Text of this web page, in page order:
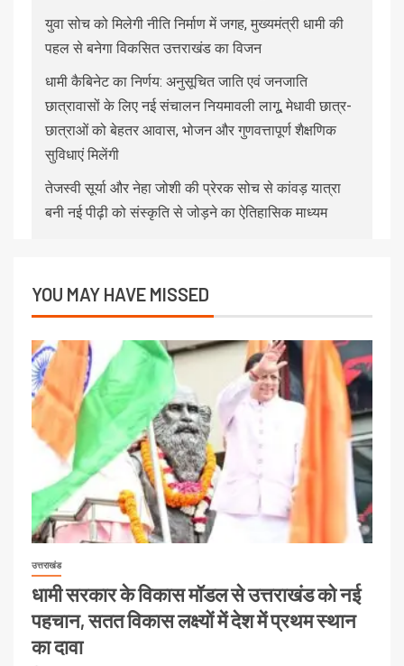
युवा सोच को मिलेगी नीति निर्माण में जगह, मुख्यमंत्री धामी की
पहल से बनेगा विकसित उत्तराखंड का विजन
धामी कैबिनेट का निर्णय: अनुसूचित जाति एवं जनजाति
छात्रावासों के लिए नई संचालन नियमावली लागू, मेधावी छात्र-
छात्राओं को बेहतर आवास, भोजन और गुणवत्तापूर्ण शैक्षणिक
सुविधाएं मिलेंगी
तेजस्वी सूर्या और नेहा जोशी की प्रेरक सोच से कांवड़ यात्रा
बनी नई पीढ़ी को संस्कृति से जोड़ने का ऐतिहासिक माध्यम
YOU MAY HAVE MISSED
उत्तराखंड
धामी सरकार के विकास मॉडल से उत्तराखंड को नई
पहचान, सतत विकास लक्ष्यों में देश में प्रथम स्थान
का दावा